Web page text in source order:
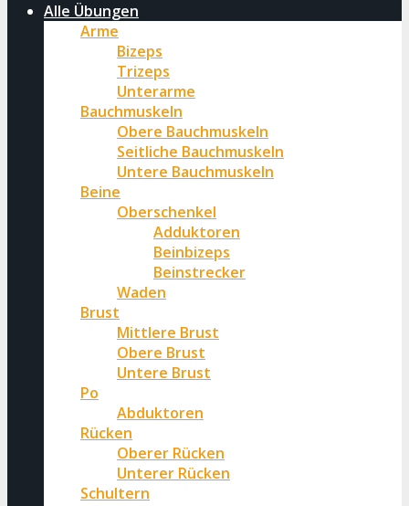
Alle Übungen
Arme
Bizeps
Trizeps
Unterarme
Bauchmuskeln
Obere Bauchmuskeln
Seitliche Bauchmuskeln
Untere Bauchmuskeln
Beine
Oberschenkel
Adduktoren
Beinbizeps
Beinstrecker
Waden
Brust
Mittlere Brust
Obere Brust
Untere Brust
Po
Abduktoren
Rücken
Oberer Rücken
Unterer Rücken
Schultern